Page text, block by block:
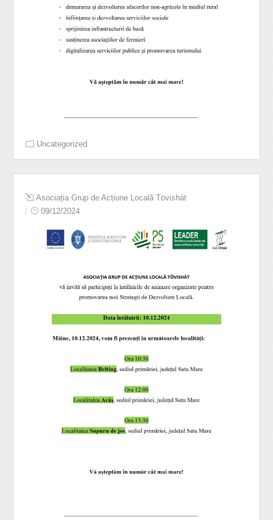
Uncategorized
Asociația Grup de Acțiune Locală Tövishát
09/12/2024